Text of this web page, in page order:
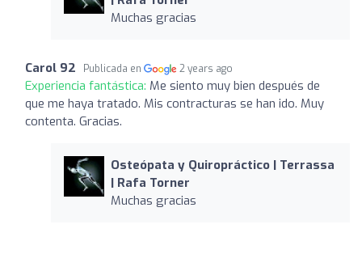
Muchas gracias
Carol 92 Publicada en 2 years ago
Experiencia fantástica: Me siento muy bien después de
que me haya tratado. Mis contracturas se han ido. Muy
contenta. Gracias.
Osteópata y Quiropráctico | Terrassa
| Rafa Torner
Muchas gracias